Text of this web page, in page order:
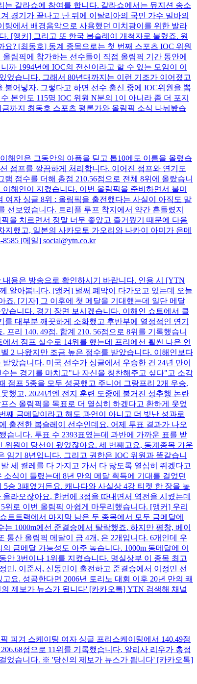
갈라쇼에 참여를 합니다. 갈라쇼에서는 뮤지션 송소
경기가 끝나고 난 뒤에 이탈리아의 국민 가수 밀바의
에서 배경음악으로 사용했던 미치광이를 위한 발라
. [앵커] 그리고 또 한국 봅슬레이 개척자로 불렸죠. 원
? [최동호] 동계 종목으로는 첫 번째 스포츠 IOC 위원
림픽에 참가하는 선수들이 직접 올림픽 기간 동안에
1994년에 IOC의 전신이라고 할 수 있는 모임이 이
었습니다. 그래서 80년대까지는 이런 기조가 이어졌고
어넣자. 그렇다고 하면 선수 출신 중에 IOC위원을 뽑
본인도 115명 IOC 위원 N분의 1이 아니라 좀 더 포지
까지 최동호 스포츠 평론가와 올림픽 소식 나눠봤습
해인은 그동안의 아픔을 딛고 톱10에도 이름을 올렸습
점프를 깔끔하게 처리합니다. 이어진 점프와 연기도
점수를 더해 총점 210.56점으로 전체 8위에 올랐습니
해인이 지켰습니다. 이번 올림픽을 준비하면서 불미
자 싱글 8위 : 올림픽을 출전했다는 사실이 아직도 말
선보였습니다. 트리플 루프 착지에서 약간 흔들렸지
을 치르면서 정말 너무 좋았고 즐거웠기 때문에 다음
했고, 일본의 사카모토 가오리와 나카이 아미가 은메
[메일] social@ytn.co.kr
용은 방송으로 확인하시기 바랍니다. 인용 시 [YTN
알아봅니다. [앵커] 벌써 폐막이 다가오고 있는데 오늘
죠. [기자] 그 이후에 첫 메달을 기대했는데 일단 메달
습니다. 경기 장면 보시겠습니다. 이해인 쇼트에서 클
대부분 깨끗하게 소화했고 후반부에 열정적인 연기
리 140. 49점. 합계 210. 56점으로 8위를 기록했습니
서 점프 실수로 14위를 했는데 프리에선 훨씬 나은 연
2 나왔지만 조금 높은 점수를 받았습니다. 이해인보다
았습니다. 미국 선수가 싱글에서 우승한 건 24년 만이
는 경기를 마치고"나 자신을 칭찬해주고 싶다"고 소감
점프 5종을 모두 성공했고 주니어 그랑프리 2개 우승,
했고, 2024년엔 전지 훈련 도중에 불거진 성추행 논란
스 올림픽을 목표로 더 열심히 하겠다고 환하게 웃었
째 금메달이라고 해도 과언이 아니고 더 빛난 성과로
출전한 봅슬레이 선수인데요. 어제 투표 결과가 나오
습니다. 투표 수 2393표였는데 과반에 가까운 표를 받
원이 당선이 됐었잖아요. 세 번째고요, 동계종목 가운
기 8년입니다. 그리고 권한은 IOC 위원과 똑같습니
세 켤레를 다 가지고 가서 다 닳도록 열심히 뛰겠다고
식이 들렸는데 8년 만의 메달 획득에 기대를 걸었던
승 3패였거든요. 캐나다와 사실상 4강 티켓 한 장을 놓
라오잖아요. 한번에 3점을 따내면서 역전을 시켰는데
로 이번 올림픽 아쉽게 마무리했습니다. [앵커] 우리
트트랙에서 마지막 남은 두 종목에서 모두 금메달에
1000m에선 준결승에서 탈락했죠. 하지만 평창, 베이
산 올림픽 메달이 금 4개, 은 2개입니다. 6개인데 우
금메달 가능성도 아주 높습니다. 1000m 동메달에 이
안 3번이나 1위를 지켰습니다. 명실상부 이 종목 최고
민, 이준서, 신동민이 출전하고 준결승에서 이정민 선
요. 성공한다면 2006년 토리노 대회 이후 20년 만의 쾌
제보가 뉴스가 됩니다' [카카오톡] YTN 검색해 채널
피겨 스케이팅 여자 싱글 프리스케이팅에서 140.49점
점으로 11위를 기록했습니다. 알리사 리우가 총점
었습니다. ※ '당신의 제보가 뉴스가 됩니다' [카카오톡]